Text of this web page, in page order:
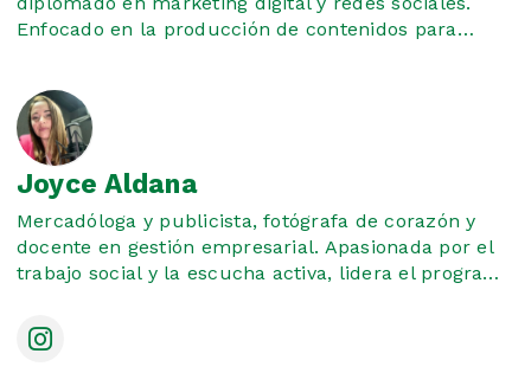
Enfocado en la producción de contenidos para
Joyce Aldana
Mercadóloga y publicista, fotógrafa de corazón y
docente en gestión empresarial. Apasionada por el
trabajo social y la escucha activa, lidera el programa
Mujer de Madrid, un espacio creado para compartir
historias reales, aprendizajes y voces que